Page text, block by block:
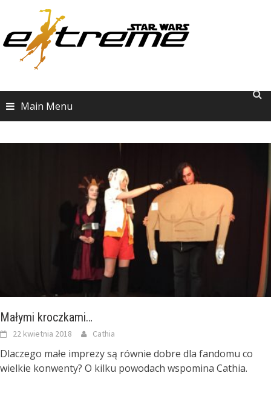
content
Main Menu
Małymi kroczkami…
22 kwietnia 2018 Cathia
Dlaczego małe imprezy są równie dobre dla fandomu co
wielkie konwenty? O kilku powodach wspomina Cathia.